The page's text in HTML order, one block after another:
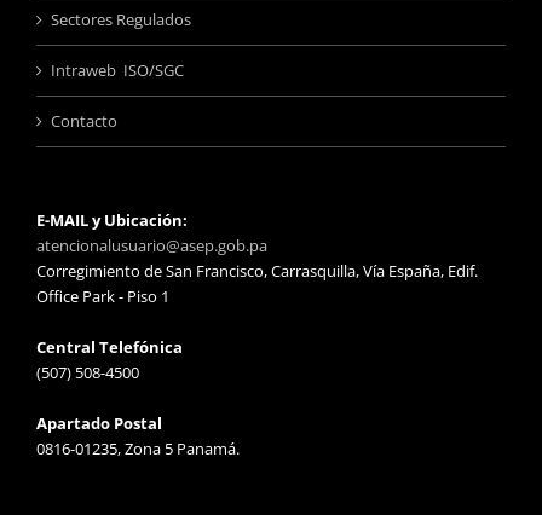
Sectores Regulados
Intraweb ISO/SGC
Contacto
E-MAIL y Ubicación:
atencionalusuario@asep.gob.pa
Corregimiento de San Francisco, Carrasquilla, Vía España, Edif.
Office Park - Piso 1
Central Telefónica
(507) 508-4500
Apartado Postal
0816-01235, Zona 5 Panamá.